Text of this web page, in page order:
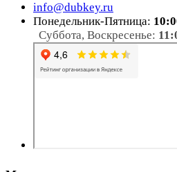
info@dubkey.ru
Понедельник-Пятница:
Суббота, Воскресенье: